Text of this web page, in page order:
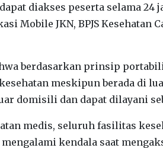
diakses peserta selama
Mobile JKN, BPJS Kesehatan
berdasarkan prinsip
meskipun berada di
domisili dan dapat dilayani
medis, seluruh fasilitas
kendala saat